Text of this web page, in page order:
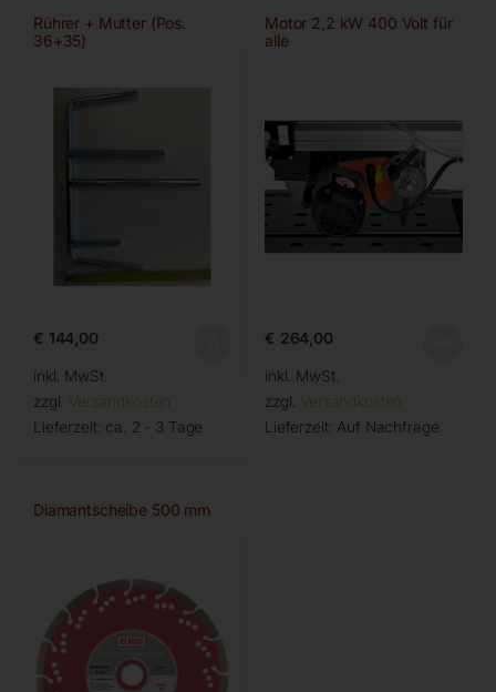
Rührer + Mutter (Pos.
36+35)
€ 144,00
inkl. MwSt.
zzgl. Versandkosten
Lieferzeit: ca. 2 - 3 Tage
Motor 2,2 kW 400 Volt für
alle
€ 264,00
inkl. MwSt.
zzgl. Versandkosten
Lieferzeit: Auf Nachfrage
Diamantscheibe 500 mm